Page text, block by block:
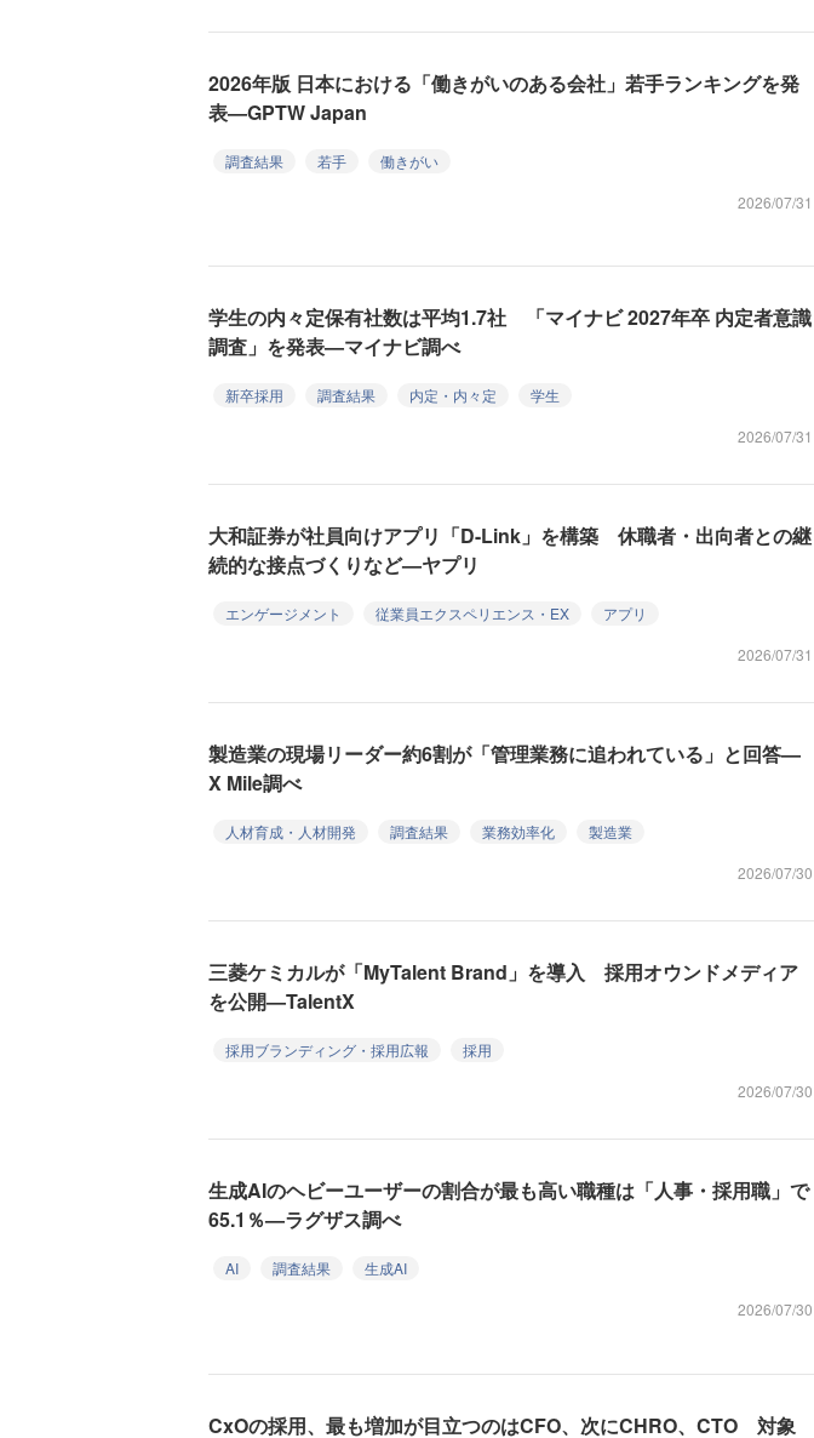
2026年版 日本における「働きがいのある会社」若手ランキングを発
表—GPTW Japan
調査結果 若手
働きがい
2026/07/31
学生の内々定保有社数は平均1.7社 「マイナビ 2027年卒 内定者意識
調査」を発表—マイナビ調べ
新卒採用 調査結果 内定・内々定
学生
2026/07/31
大和証券が社員向けアプリ「D-Link」を構築 休職者・出向者との継
続的な接点づくりなど—ヤプリ
エンゲージメント 従業員エクスペリエンス・EX
アプリ
2026/07/31
製造業の現場リーダー約6割が「管理業務に追われている」と回答—
X Mile調べ
人材育成・人材開発 調査結果 業務効率化
製造業
2026/07/30
三菱ケミカルが「MyTalent Brand」を導入 採用オウンドメディア
を公開—TalentX
採用ブランディング・採用広報
採用
2026/07/30
生成AIのヘビーユーザーの割合が最も高い職種は「人事・採用職」で
65.1％—ラグザス調べ
AI 調査結果
生成AI
2026/07/30
CxOの採用、最も増加が目立つのはCFO、次にCHRO、CTO 対象